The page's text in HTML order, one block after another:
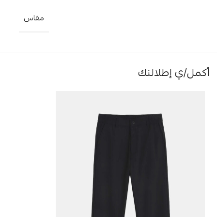
مقاس
أكمل/ي إطلالتك